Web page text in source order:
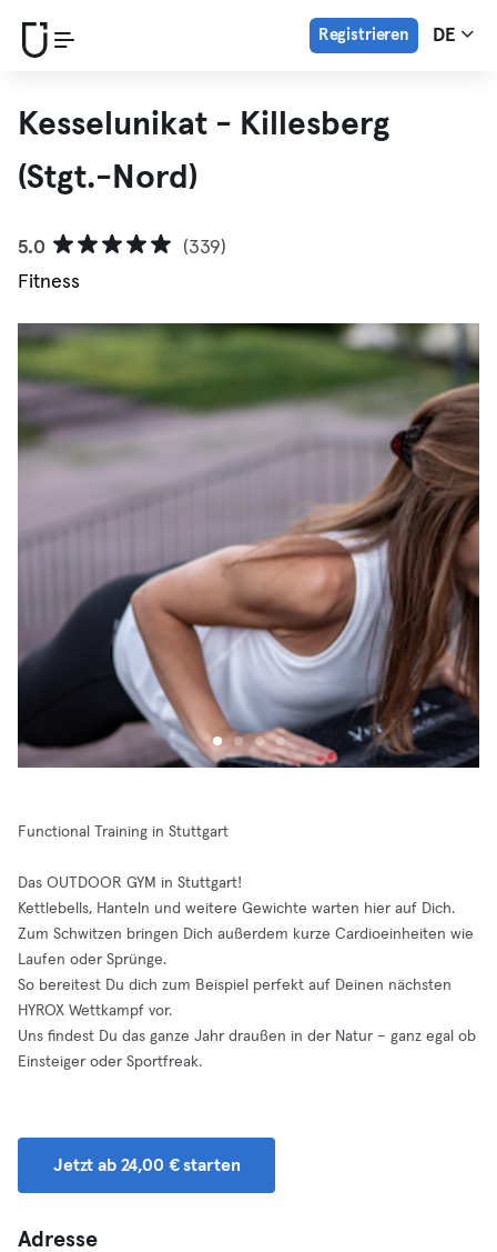
Registrieren DE
Kesselunikat - Killesberg
(Stgt.-Nord)
5.0
(339)
Fitness
Functional Training in Stuttgart
Das OUTDOOR GYM in Stuttgart!
Kettlebells, Hanteln und weitere Gewichte warten hier auf Dich.
Zum Schwitzen bringen Dich außerdem kurze Cardioeinheiten wie
Laufen oder Sprünge.
So bereitest Du dich zum Beispiel perfekt auf Deinen nächsten
HYROX Wettkampf vor.
Uns findest Du das ganze Jahr draußen in der Natur – ganz egal ob
Einsteiger oder Sportfreak.
Jetzt ab 24,00 € starten
Adresse